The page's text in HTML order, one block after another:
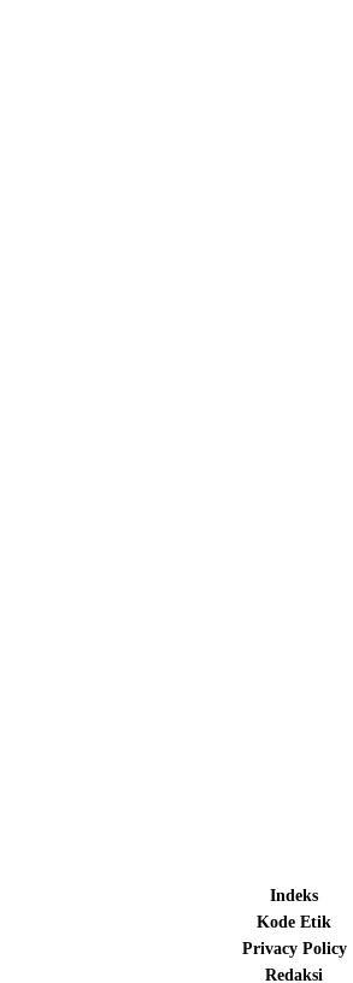
Indeks
Kode Etik
Privacy Policy
Redaksi